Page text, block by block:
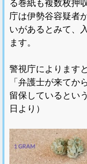
る巻紙も複数枚押
庁は伊勢谷容疑者
いがあるとみて、
ます。
警視庁によります
「弁護士が来てか
留保しているとい
日より）